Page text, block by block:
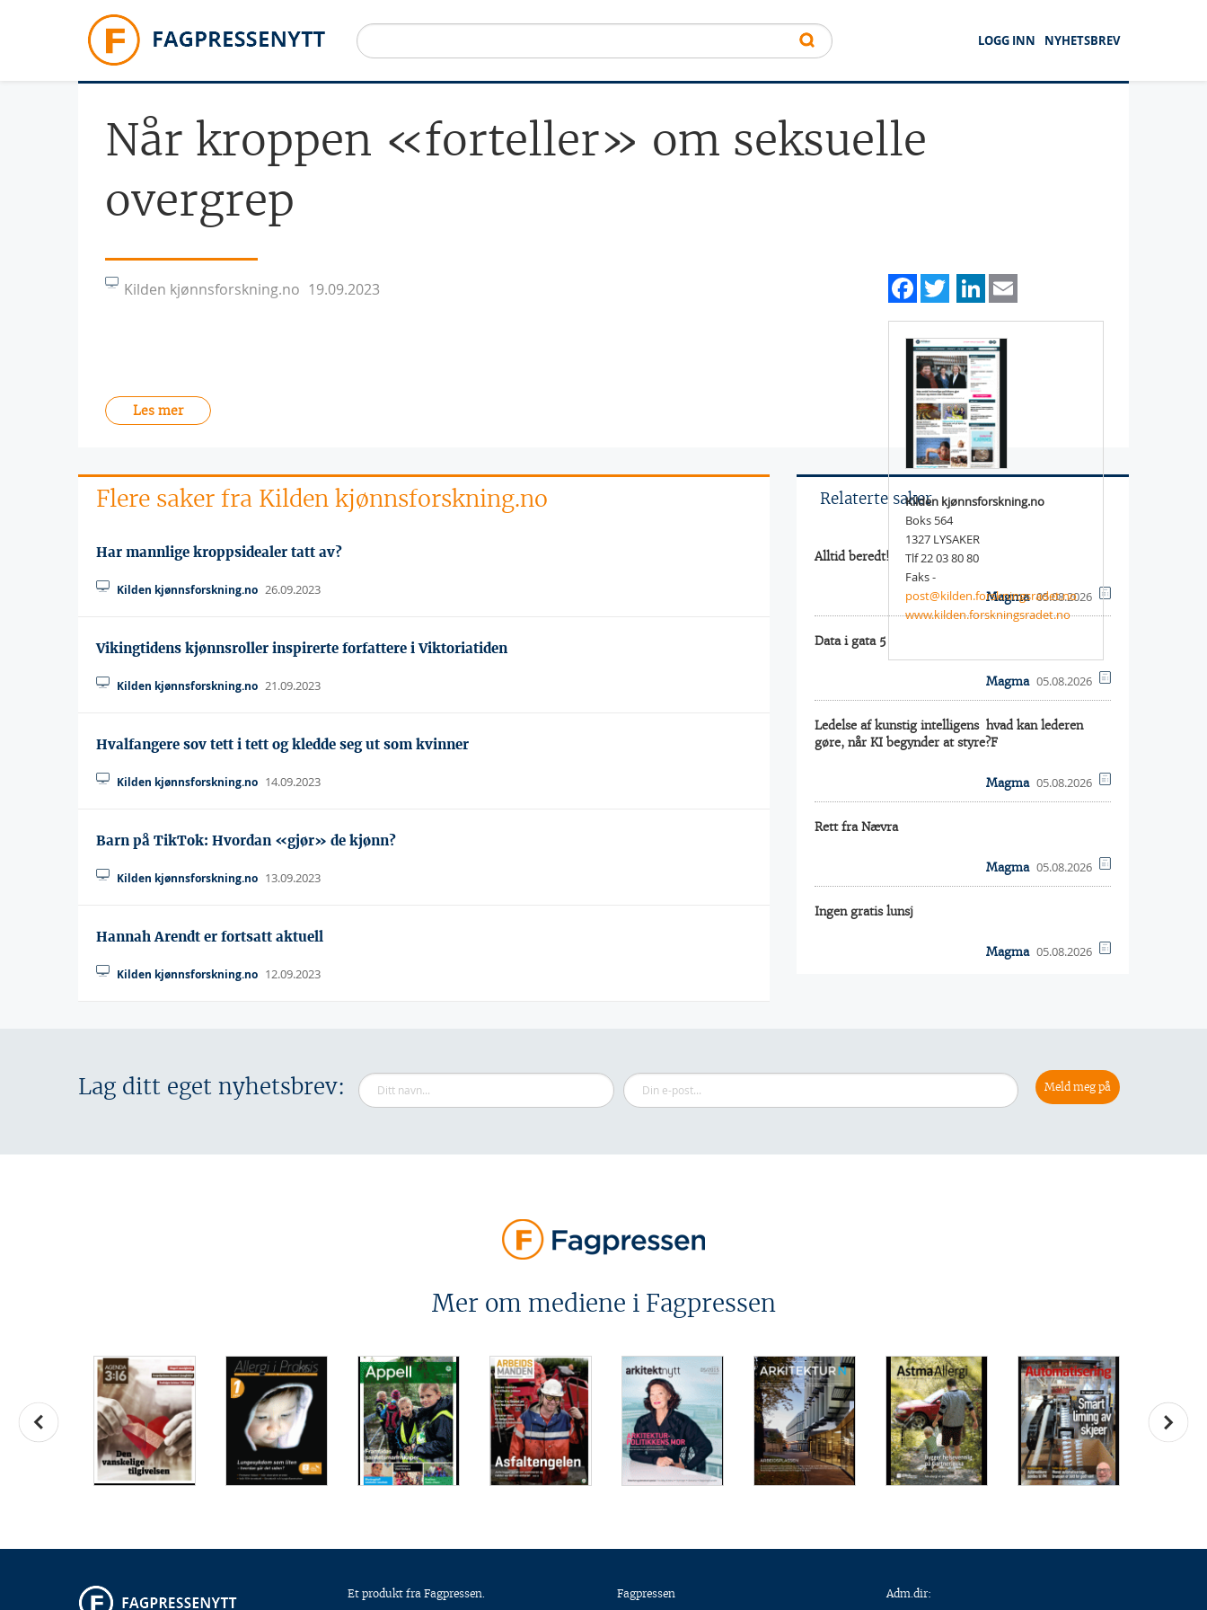
LOGG INN
NYHETSBREV
Når kroppen «forteller» om seksuelle
overgrep
Kilden kjønnsforskning.no 19.09.2023
Les mer
Facebook
TwitterLinkedIn
Kilden kjønnsforskning.no
Boks 564
1327 LYSAKER
Tlf 22 03 80 80
Faks -
post@kilden.forskningsradet.no
www.kilden.forskningsradet.no
Flere saker fra Kilden kjønnsforskning.no
Har mannlige kroppsidealer tatt av?
Kilden kjønnsforskning.no 26.09.2023
Vikingtidens kjønnsroller inspirerte forfattere i Viktoriatiden
Kilden kjønnsforskning.no 21.09.2023
Hvalfangere sov tett i tett og kledde seg ut som kvinner
Kilden kjønnsforskning.no 14.09.2023
Barn på TikTok: Hvordan «gjør» de kjønn?
Kilden kjønnsforskning.no 13.09.2023
Hannah Arendt er fortsatt aktuell
Kilden kjønnsforskning.no 12.09.2023
Relaterte saker
Alltid beredt!
Magma 05.08.2026
Data i gata 5
Magma 05.08.2026
Ledelse af kunstig intelligens  hvad kan lederen
gøre, når KI begynder at styre?F
Magma 05.08.2026
Rett fra Nævra
Magma 05.08.2026
Ingen gratis lunsj
Magma 05.08.2026
Lag ditt eget nyhetsbrev:
Mer om mediene i Fagpressen
Et produkt fra Fagpressen. Fagpressen Adm.dir: